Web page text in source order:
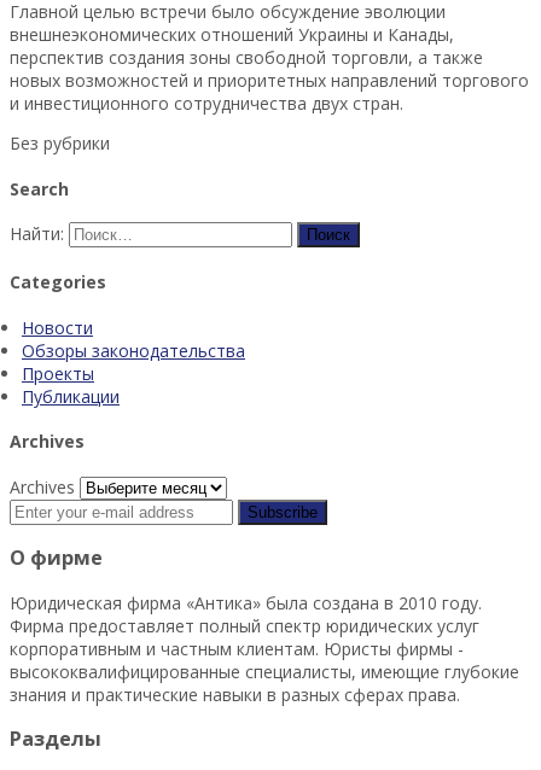
Главной целью встречи было обсуждение эволюции
внешнеэкономических отношений Украины и Канады,
перспектив создания зоны свободной торговли, а также
новых возможностей и приоритетных направлений торгового
и инвестиционного сотрудничества двух стран.
Без рубрики
Search
Найти:
Categories
Новости
Обзоры законодательства
Проекты
Публикации
Archives
Archives
О фирме
Юридическая фирма «Антика» была создана в 2010 году.
Фирма предоставляет полный спектр юридических услуг
корпоративным и частным клиентам. Юристы фирмы -
высококвалифицированные специалисты, имеющие глубокие
знания и практические навыки в разных сферах права.
Разделы